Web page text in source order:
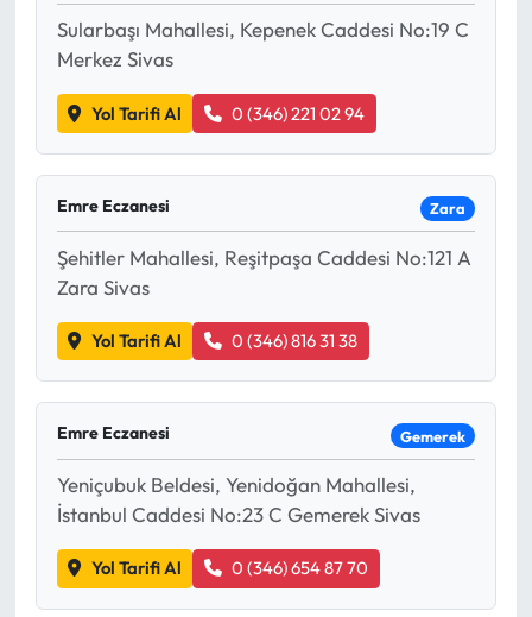
Sularbaşı Mahallesi, Kepenek Caddesi No:19 C
Merkez Sivas
Yol Tarifi Al 0 (346) 221 02 94
Emre Eczanesi Zara
Şehitler Mahallesi, Reşitpaşa Caddesi No:121 A
Zara Sivas
Yol Tarifi Al 0 (346) 816 31 38
Emre Eczanesi Gemerek
Yeniçubuk Beldesi, Yenidoğan Mahallesi,
İstanbul Caddesi No:23 C Gemerek Sivas
Yol Tarifi Al 0 (346) 654 87 70
Turizm
Uğurludağ Haberleri
Yaşam
Yayla Haber
Yemek Tarifleri
Yerel Haberler